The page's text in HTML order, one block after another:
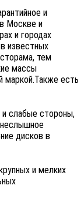
и
Москве и
и городах
известных
тем
массы
маркой.Также есть
слабые стороны,
дисков в
и мелких